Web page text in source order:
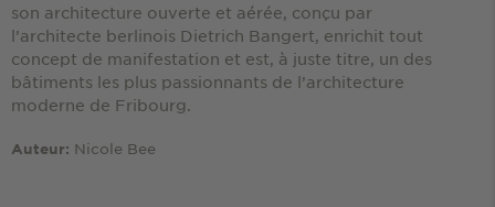
son architecture ouverte et aérée, conçu par
l’architecte berlinois Dietrich Bangert, enrichit tout
concept de manifestation et est, à juste titre, un des
bâtiments les plus passionnants de l’architecture
moderne de Fribourg.
Auteur: Nicole Bee